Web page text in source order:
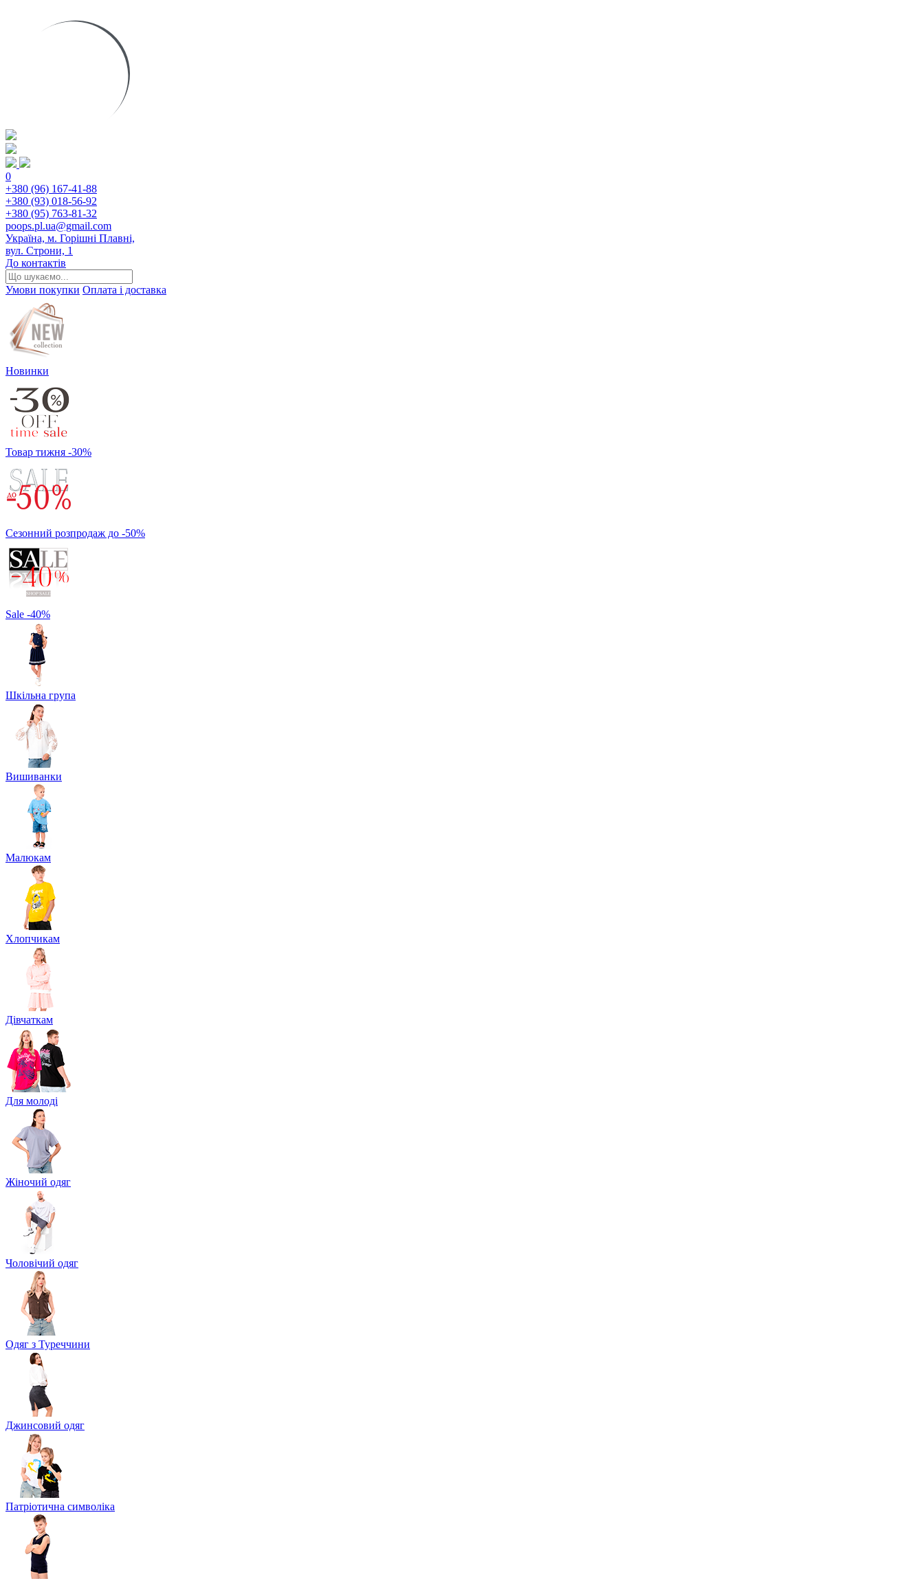
0
+380 (96) 167-41-88
+380 (93) 018-56-92
+380 (95) 763-81-32
poops.pl.ua@gmail.com
Україна, м. Горішні Плавні,
вул. Строни, 1
До контактів
Умови покупки Оплата і доставка
Новинки
Товар тижня -30%
Сезонний розпродаж до -50%
Sale -40%
Шкільна група
Вишиванки
Малюкам
Хлопчикам
Дівчаткам
Для молоді
Жіночий одяг
Чоловічий одяг
Одяг з Туреччини
Джинсовий одяг
Патріотична символіка